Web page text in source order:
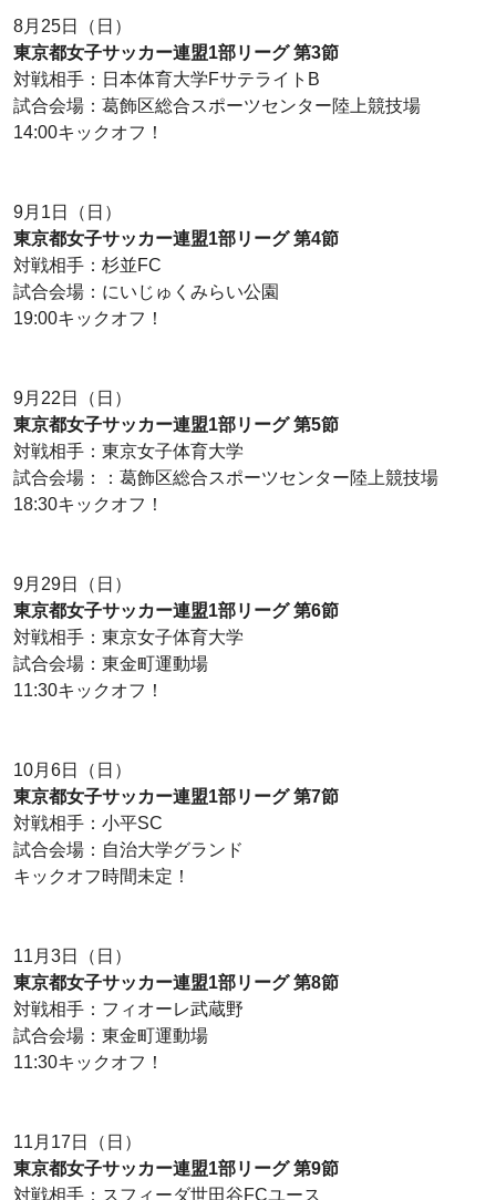
8月25日（日）
東京都女子サッカー連盟1部リーグ 第3節
対戦相手：日本体育大学FサテライトB
試合会場：葛飾区総合スポーツセンター陸上競技場
14:00キックオフ！
9月1日（日）
東京都女子サッカー連盟1部リーグ 第4節
対戦相手：杉並FC
試合会場：にいじゅくみらい公園
19:00キックオフ！
9月22日（日）
東京都女子サッカー連盟1部リーグ 第5節
対戦相手：東京女子体育大学
試合会場：：葛飾区総合スポーツセンター陸上競技場
18:30キックオフ！
9月29日（日）
東京都女子サッカー連盟1部リーグ 第6節
対戦相手：東京女子体育大学
試合会場：東金町運動場
11:30キックオフ！
10月6日（日）
東京都女子サッカー連盟1部リーグ 第7節
対戦相手：小平SC
試合会場：自治大学グランド
キックオフ時間未定！
11月3日（日）
東京都女子サッカー連盟1部リーグ 第8節
対戦相手：フィオーレ武蔵野
試合会場：東金町運動場
11:30キックオフ！
11月17日（日）
東京都女子サッカー連盟1部リーグ 第9節
対戦相手：スフィーダ世田谷FCユース